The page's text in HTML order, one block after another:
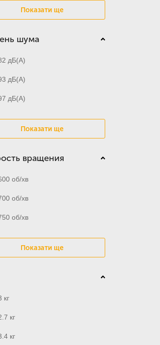
Показати ще
шума
дБ(А)
дБ(А)
дБ(А)
Показати ще
вращения
об/хв
об/хв
об/хв
Показати ще
кг
кг
кг